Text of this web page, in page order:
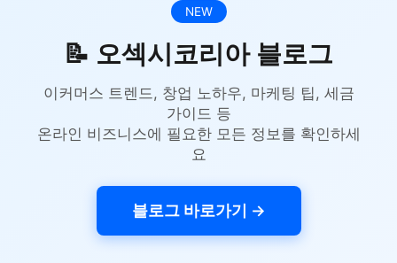
NEW
📝 오섹시코리아 블로그
이커머스 트렌드, 창업 노하우, 마케팅 팁, 세금
가이드 등
온라인 비즈니스에 필요한 모든 정보를 확인하세
요
블로그 바로가기 →